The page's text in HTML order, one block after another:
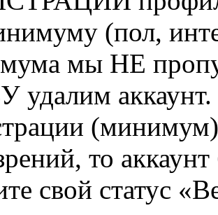
(пол,
мы НЕ
удалим
то
свой статус